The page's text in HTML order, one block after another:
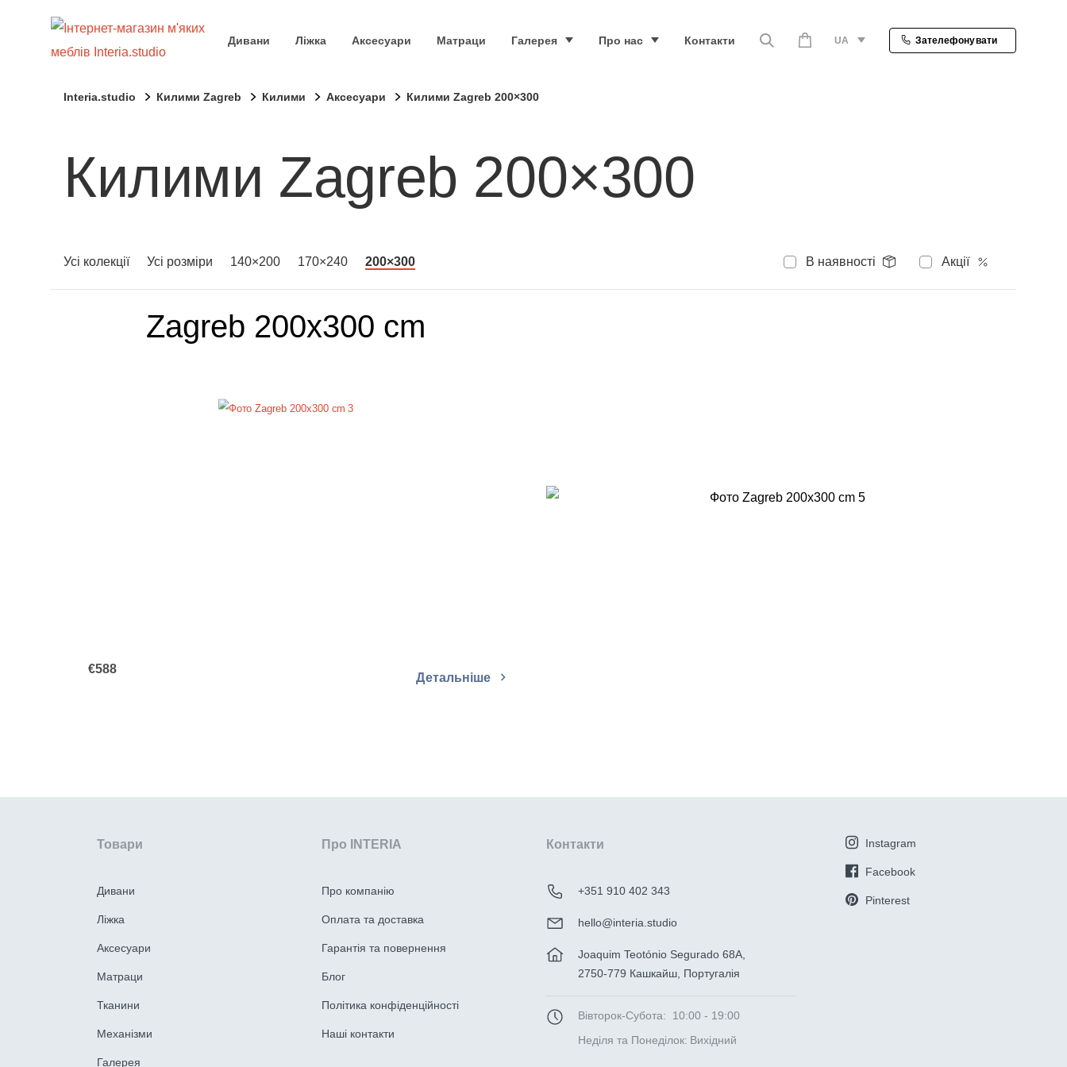
Дивани Ліжка Аксесуари Матраци Галерея Про нас Контакти UA Зателефонувати
Interia.studio Килими Zagreb Килими Аксесуари Килими Zagreb 200×300
Килими Zagreb 200×300
Усі колекції Усі розміри 140×200 170×240 200×300 В наявності Акції
Zagreb 200x300 cm
€588
Детальніше
Товари
Дивани
Ліжка
Аксесуари
Матраци
Тканини
Механізми
Галерея
Про INTERIA
Про компанію
Оплата та доставка
Гарантія та повернення
Блог
Політика конфіденційності
Наші контакти
Контакти
+351 910 402 343
hello@interia.studio
Joaquim Teotónio Segurado 68A,
2750-779 Кашкайш, Португалія
Вівторок-Субота:
10:00 - 19:00
Неділя та Понеділок: Вихідний
Instagram
Facebook
Pinterest